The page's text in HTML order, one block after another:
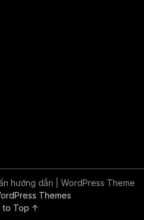
hướng dẫn
| WordPress Theme
Themes
to Top ↑